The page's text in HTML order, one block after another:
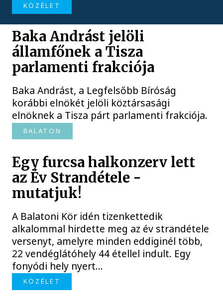
KÖZÉLET
Baka Andrást jelöli
államfőnek a Tisza
parlamenti frakciója
Baka Andrást, a Legfelsőbb Bíróság
korábbi elnökét jelöli köztársasági
elnöknek a Tisza párt parlamenti frakciója.
BALATON
Egy furcsa halkonzerv lett
az Év Strandétele -
mutatjuk!
A Balatoni Kör idén tizenkettedik
alkalommal hirdette meg az év strandétele
versenyt, amelyre minden eddiginél több,
22 vendéglátóhely 44 étellel indult. Egy
fonyódi hely nyert...
KÖZÉLET